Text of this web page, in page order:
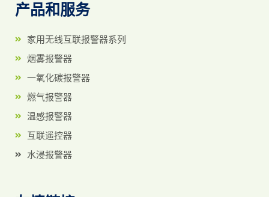
产品和服务
家用无线互联报警器系列
烟雾报警器
一氧化碳报警器
燃气报警器
温感报警器
互联遥控器
水浸报警器